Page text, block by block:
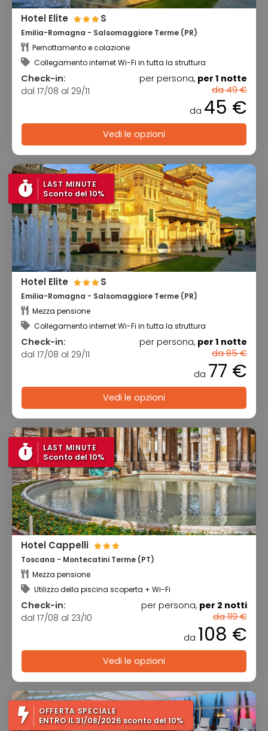
Hotel Elite S
Emilia-Romagna - Salsomaggiore Terme (PR)
Pernottamento e colazione
Collegamento internet Wi-Fi in tutta la struttura
Check-in:
dal 17/08 al 29/11
per persona, per 1 notte
da 49 €
da 45 €
Vedi le opzioni
LAST MINUTE
Sconto del 10%
Hotel Elite S
Emilia-Romagna - Salsomaggiore Terme (PR)
Mezza pensione
Collegamento internet Wi-Fi in tutta la struttura
Check-in:
dal 17/08 al 29/11
per persona, per 1 notte
da 85 €
da 77 €
Vedi le opzioni
LAST MINUTE
Sconto del 10%
Hotel Cappelli
Toscana - Montecatini Terme (PT)
Mezza pensione
Utilizzo della piscina scoperta + Wi-Fi
Check-in:
dal 17/08 al 23/10
per persona, per 2 notti
da 119 €
da 108 €
Vedi le opzioni
OFFERTA SPECIALE
ENTRO IL 31/08/2026 sconto del 10%